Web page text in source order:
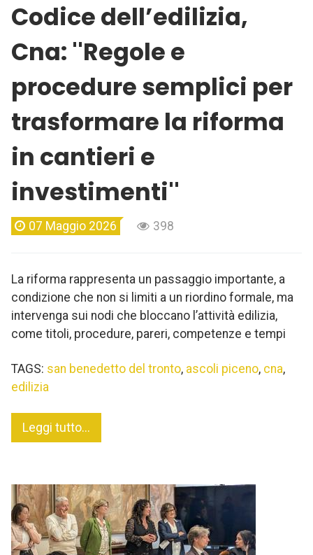
Codice dell’edilizia,
Cna: ''Regole e
procedure semplici per
trasformare la riforma
in cantieri e
investimenti''
07 Maggio 2026 398
La riforma rappresenta un passaggio importante, a
condizione che non si limiti a un riordino formale, ma
intervenga sui nodi che bloccano l’attività edilizia,
come titoli, procedure, pareri, competenze e tempi
TAGS: san benedetto del tronto, ascoli piceno, cna,
edilizia
Leggi tutto...